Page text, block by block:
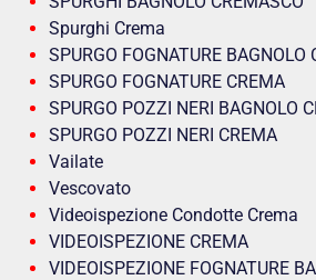
Spurghi Crema
SPURGO FOGNATURE BAGNOLO
SPURGO FOGNATURE CREMA
SPURGO POZZI NERI BAGNOLO
SPURGO POZZI NERI CREMA
Vailate
Vescovato
Videoispezione Condotte Crema
VIDEOISPEZIONE CREMA
VIDEOISPEZIONE FOGNATURE